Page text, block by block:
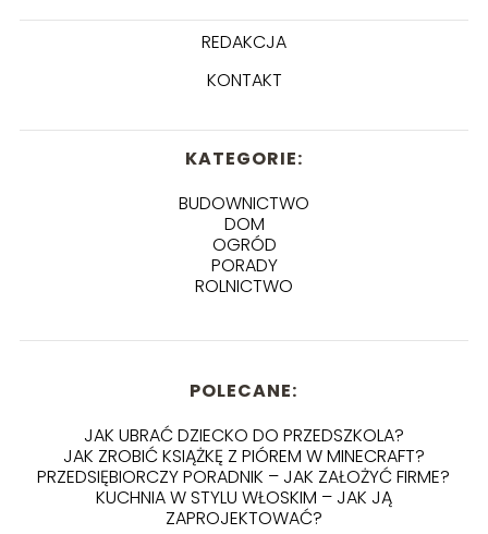
REDAKCJA
KONTAKT
KATEGORIE:
BUDOWNICTWO
DOM
OGRÓD
PORADY
ROLNICTWO
POLECANE:
JAK UBRAĆ DZIECKO DO PRZEDSZKOLA?
JAK ZROBIĆ KSIĄŻKĘ Z PIÓREM W MINECRAFT?
PRZEDSIĘBIORCZY PORADNIK – JAK ZAŁOŻYĆ FIRME?
KUCHNIA W STYLU WŁOSKIM – JAK JĄ
ZAPROJEKTOWAĆ?